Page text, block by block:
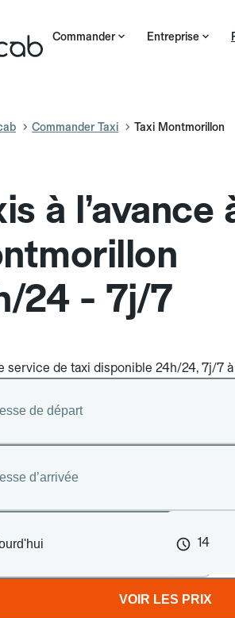
Commander Entreprise
Commander Taxi Taxi Montmorillon
à l’avance
24 - 7j/7
service de taxi disponible 24h/24, 7j/7
14
VOIR LES PRIX